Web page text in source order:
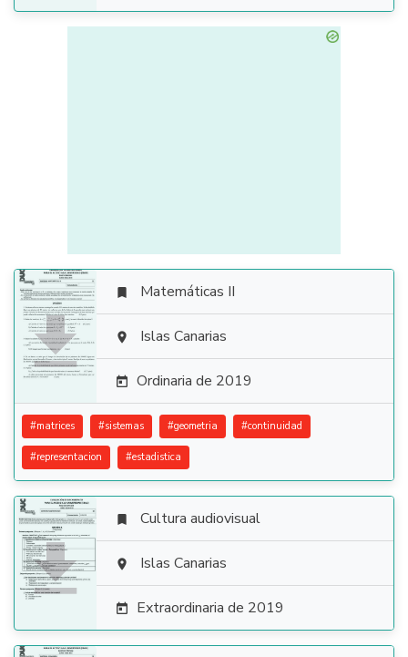

 Matemáticas II
 Islas Canarias
 Ordinaria de 2019
#matrices #sistemas #geometria #continuidad
#representacion #estadistica

 Cultura audiovisual
 Islas Canarias
 Extraordinaria de 2019